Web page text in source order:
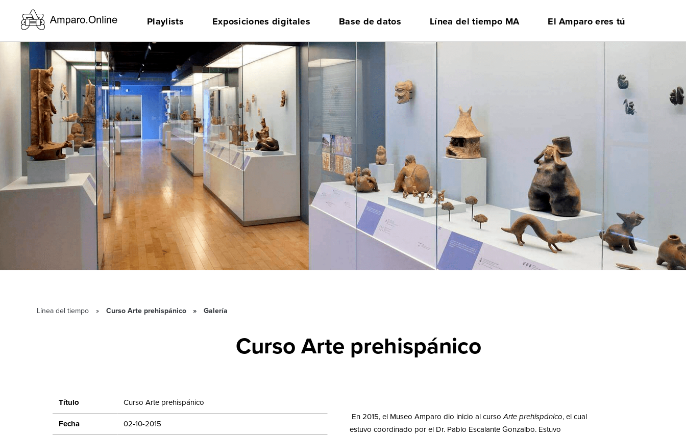
Playlists Exposiciones digitales Base de datos Línea del tiempo MA El Amparo eres tú
Línea del tiempo Curso Arte prehispánico Galería
Curso Arte prehispánico
Título Curso Arte prehispánico
Fecha 02-10-2015
En 2015, el Museo Amparo dio inicio al cursoArte prehispánico, el cual
estuvo coordinado por el Dr. Pablo Escalante Gonzalbo. Estuvo